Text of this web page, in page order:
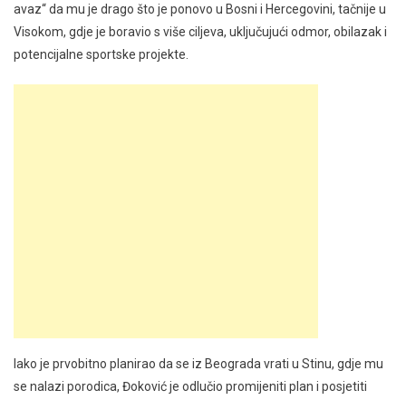
avaz“ da mu je drago što je ponovo u Bosni i Hercegovini, tačnije u
Visokom, gdje je boravio s više ciljeva, uključujući odmor, obilazak i
potencijalne sportske projekte.
Iako je prvobitno planirao da se iz Beograda vrati u Stinu, gdje mu
se nalazi porodica, Đoković je odlučio promijeniti plan i posjetiti